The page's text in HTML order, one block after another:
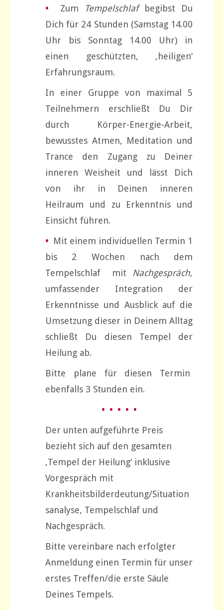
•Zum Tempelschlafbegibst Du
Dich für 24 Stunden (Samstag 14.00
Uhr bis Sonntag 14.00 Uhr) in
einen geschützten, ‚heiligen‘
Erfahrungsraum.
In einer Gruppe von maximal 5
Teilnehmern erschließt Du Dir
durch Körper-Energie-Arbeit,
bewusstes Atmen, Meditation und
Trance den Zugang zu Deiner
inneren Weisheit und lässt Dich
von ihr in Deinen inneren
Heilraum und zu Erkenntnis und
Einsicht führen.
•Mit einem individuellen Termin 1
bis 2 Wochen nach dem
Tempelschlaf mit Nachgespräch,
umfassender Integration der
Erkenntnisse und Ausblick auf die
Umsetzung dieser in Deinem Alltag
schließt Du diesen Tempel der
Heilung ab.
Bitte plane für diesen Termin
ebenfalls 3 Stunden ein.
• • • • •
Der unten aufgeführte Preis
bezieht sich auf den gesamten
‚Tempel der Heilung‘ inklusive
Vorgespräch mit
Krankheitsbilderdeutung/Situation
sanalyse, Tempelschlaf und
Nachgespräch.
Bitte vereinbare nach erfolgter
Anmeldung einen Termin für unser
erstes Treffen/die erste Säule
Deines Tempels.